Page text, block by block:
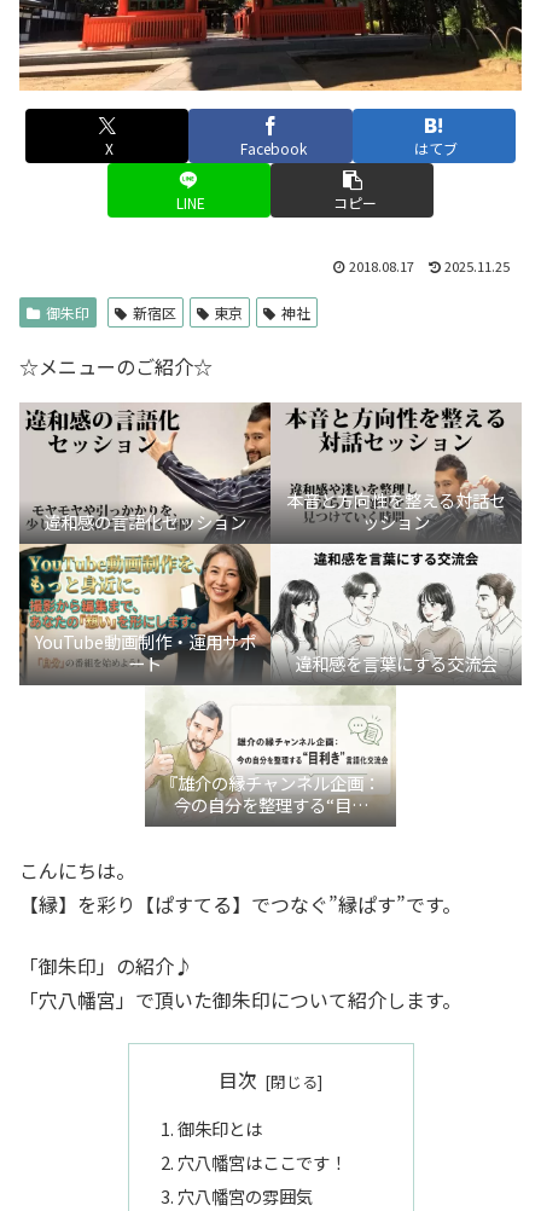
X Facebook はてブ
LINE コピー
2018.08.17 2025.11.25
御朱印 新宿区 東京 神社
☆メニューのご紹介☆
違和感の言語化セッション
本音と方向性を整える対話セ
ッション
YouTube動画制作・運用サポ
ート
違和感を言葉にする交流会
『雄介の縁チャンネル企画：
今の自分を整理する“目利
き”言語化交流会』
こんにちは。
【縁】を彩り【ぱすてる】でつなぐ”縁ぱす”です。
「御朱印」の紹介♪
「穴八幡宮」で頂いた御朱印について紹介します。
目次
御朱印とは
穴八幡宮はここです！
穴八幡宮の雰囲気